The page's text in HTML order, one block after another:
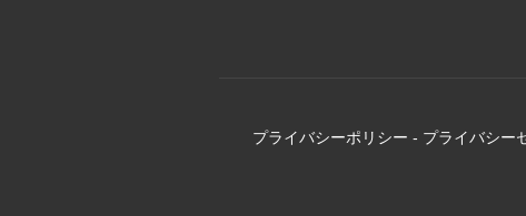
プライバシーポリシー - プライバシー